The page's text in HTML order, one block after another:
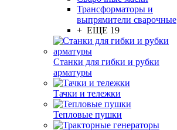
Трансформаторы и
выпрямители сварочные
+ ЕЩЕ 19
Станки для гибки и рубки
арматуры
Тачки и тележки
Тепловые пушки